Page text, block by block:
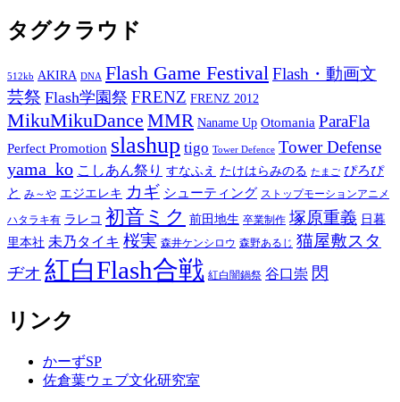
タグクラウド
512kb AKIRA DNA Flash Game FestivalFlash・動画文
芸祭 Flash学園祭 FRENZ FRENZ 2012
MikuMikuDance MMR Naname Up Otomania ParaFla
Perfect Promotion slashup tigo Tower Defence Tower Defense
yama_ko こしあん祭り すなふえ たけはらみのる たまご ぴろぴ
と み～や エジエレキ カギ シューティング ストップモーションアニメ
ハタラキ有 ラレコ 初音ミク 前田地生 卒業制作 塚原重義 日暮
里本社 未乃タイキ 桜実 森井ケンシロウ 森野あるじ 猫屋敷スタ
ヂオ 紅白Flash合戦 紅白闇鍋祭 谷口崇 閃
リンク
かーずSP
佐倉葉ウェブ文化研究室